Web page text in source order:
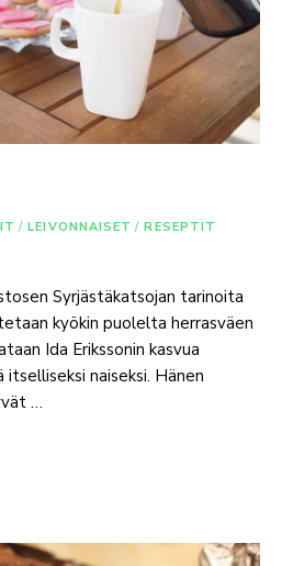
/ LEIVONNAISET / RESEPTIT
Syrjästäkatsojan tarinoita
kyökin puolelta herrasväen
Ida Erikssonin kasvua
naiseksi. Hänen
…